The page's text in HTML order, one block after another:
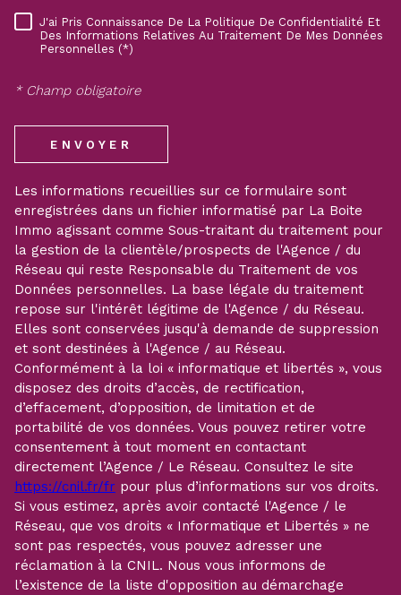
RÈGLEMENTATION
J'ai Pris Connaissance De La Politique De Confidentialité Et
Des Informations Relatives Au Traitement De Mes Données
Personnelles (*)
* Champ obligatoire
ENVOYER
Les informations recueillies sur ce formulaire sont
enregistrées dans un fichier informatisé par La Boite
Immo agissant comme Sous-traitant du traitement pour
la gestion de la clientèle/prospects de l'Agence / du
Réseau qui reste Responsable du Traitement de vos
Données personnelles. La base légale du traitement
repose sur l'intérêt légitime de l'Agence / du Réseau.
Elles sont conservées jusqu'à demande de suppression
et sont destinées à l'Agence / au Réseau.
Conformément à la loi « informatique et libertés », vous
disposez des droits d’accès, de rectification,
d’effacement, d’opposition, de limitation et de
portabilité de vos données. Vous pouvez retirer votre
consentement à tout moment en contactant
directement l’Agence / Le Réseau. Consultez le site
https://cnil.fr/fr pour plus d’informations sur vos droits.
Si vous estimez, après avoir contacté l'Agence / le
Réseau, que vos droits « Informatique et Libertés » ne
sont pas respectés, vous pouvez adresser une
réclamation à la CNIL. Nous vous informons de
l’existence de la liste d'opposition au démarchage